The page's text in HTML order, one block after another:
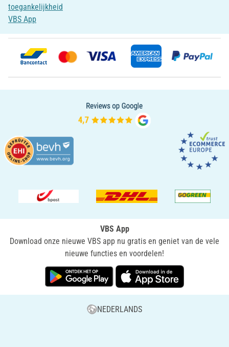
toegankelijkheid
VBS App
VBS App
Download onze nieuwe VBS app nu gratis en geniet van de vele
nieuwe functies en voordelen!
NEDERLANDS